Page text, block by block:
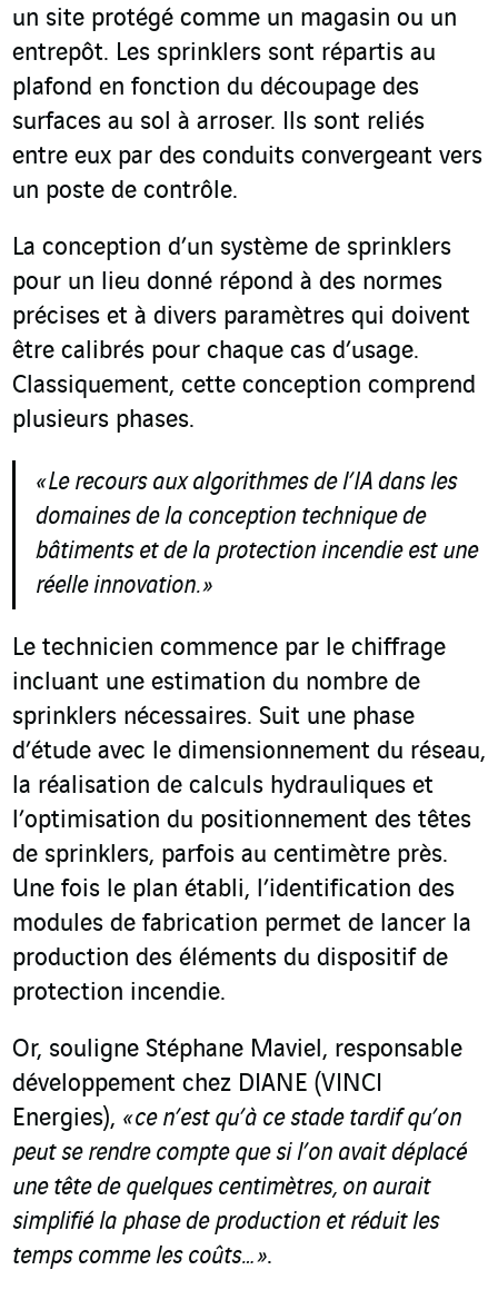
un site protégé comme un magasin ou un
entrepôt. Les sprinklers sont répartis au
plafond en fonction du découpage des
surfaces au sol à arroser. Ils sont reliés
entre eux par des conduits convergeant vers
un poste de contrôle.
La conception d’un système de sprinklers
pour un lieu donné répond à des normes
précises et à divers paramètres qui doivent
être calibrés pour chaque cas d’usage.
Classiquement, cette conception comprend
plusieurs phases.
« Le recours aux algorithmes de l’IA dans les
domaines de la conception technique de
bâtiments et de la protection incendie est une
réelle innovation. »
Le technicien commence par le chiffrage
incluant une estimation du nombre de
sprinklers nécessaires. Suit une phase
d’étude avec le dimensionnement du réseau,
la réalisation de calculs hydrauliques et
l’optimisation du positionnement des têtes
de sprinklers, parfois au centimètre près.
Une fois le plan établi, l’identification des
modules de fabrication permet de lancer la
production des éléments du dispositif de
protection incendie.
Or, souligne Stéphane Maviel, responsable
développement chez DIANE (VINCI
Energies), « ce n’est qu’à ce stade tardif qu’on
peut se rendre compte que si l’on avait déplacé
une tête de quelques centimètres, on aurait
simplifié la phase de production et réduit les
temps comme les coûts… ».